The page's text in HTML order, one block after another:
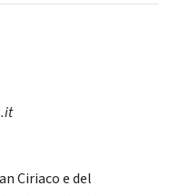
Ciriaco e del